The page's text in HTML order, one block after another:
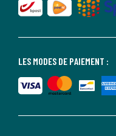
LES MODES DE PAIEMENT :